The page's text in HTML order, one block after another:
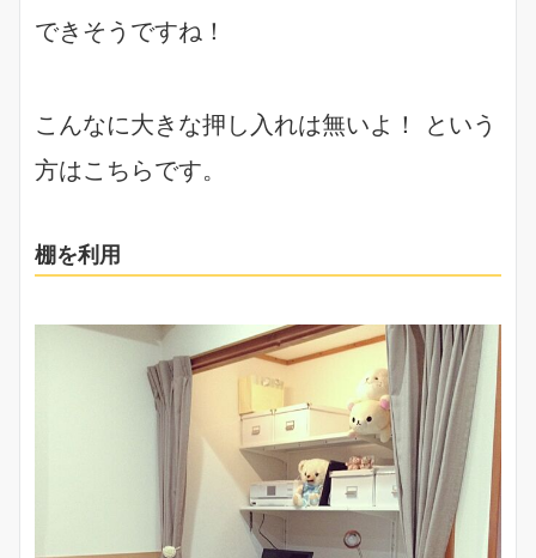
できそうですね！
こんなに大きな押し入れは無いよ！ という
方はこちらです。
棚を利用